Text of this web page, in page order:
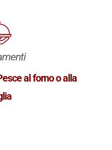
al forno o alla